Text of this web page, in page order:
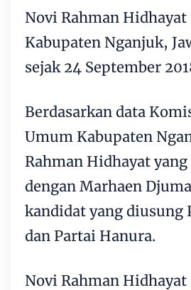
Novi Rahman
Kabupaten Nganjuk,
sejak 24 September
Berdasarkan data
Umum Kabupaten
Rahman Hidhayat
dengan Marhaen
kandidat yang diusung
dan Partai Hanura.
Novi Rahman Hidhayat